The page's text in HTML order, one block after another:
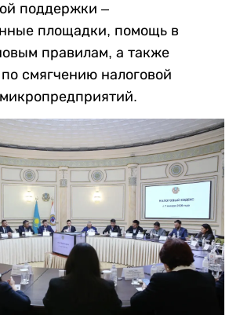
поддержки –
площадки, помощь в
правилам, а также
смягчению налоговой